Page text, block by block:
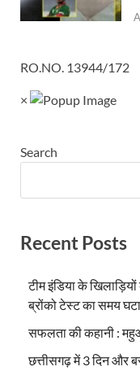
RO.NO. 13944/172
×
Search
Recent Posts
टीम इंडिया के
ब्रोंको टेस्ट का समय
सफलता की कहानी :
छत्तीसगढ़ में 3 दिन और